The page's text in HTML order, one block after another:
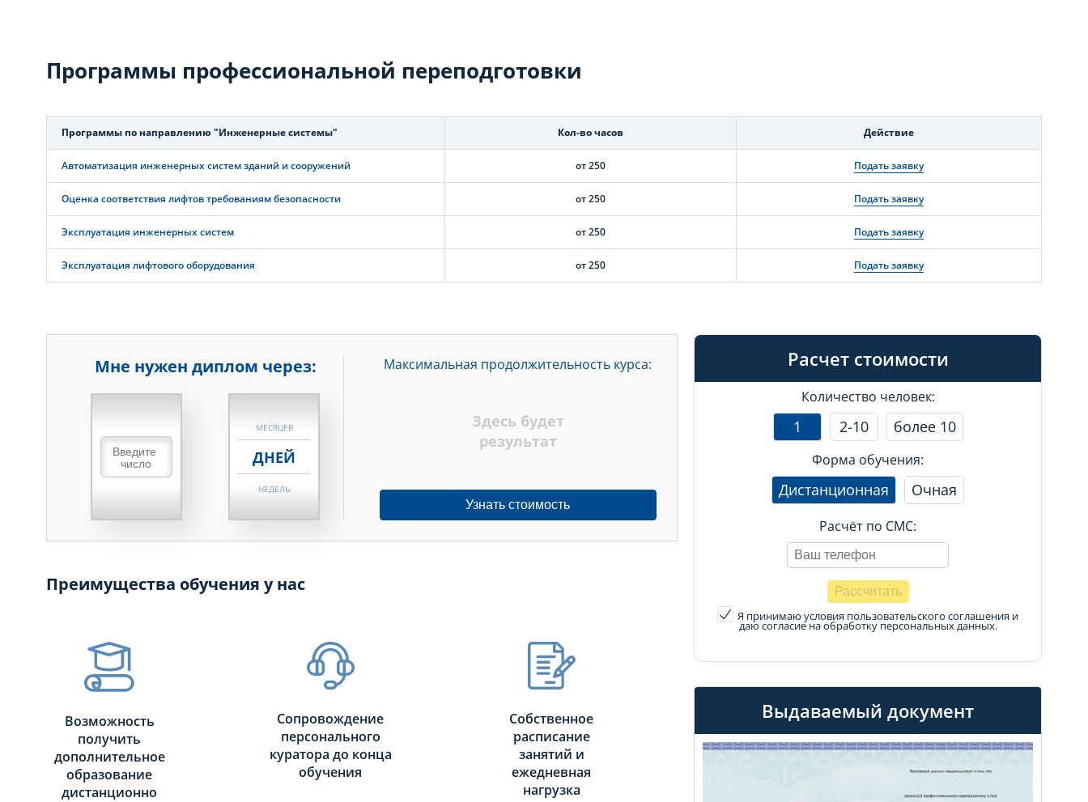
Программы профессиональной переподготовки
Программы по направлению "Инженерные системы" Кол-во часов Действие
Автоматизация инженерных систем зданий и сооружений от 250 Подать заявку
Оценка соответствия лифтов требованиям безопасности от 250 Подать заявку
Эксплуатация инженерных систем от 250 Подать заявку
Эксплуатация лифтового оборудования от 250 Подать заявку
Расчет стоимости
Количество человек:
1 2-10 более 10
Форма обучения:
Дистанционная Очная
Расчёт по СМС:
Я принимаю условия пользовательского соглашения и
даю согласие на обработку персональных данных.
Выдаваемый документ
Мне нужен диплом через:
НЕДЕЛЬ
МЕСЯЦЕВ
ДНЕЙ
НЕДЕЛЬ
МЕСЯЦЕВ
НЕДЕЛЬ
Максимальная продолжительность курса:
Здесь будет
результат
Узнать стоимость
Преимущества обучения у нас
Возможность
получить
дополнительное
образование
дистанционно
Сопровождение
персонального
куратора до конца
обучения
Собственное
расписание
занятий и
ежедневная
нагрузка